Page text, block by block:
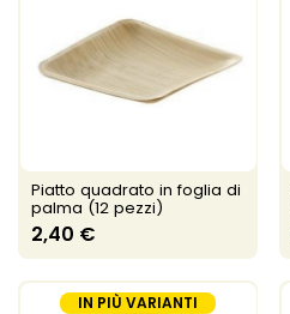
Piatto quadrato in foglia di
palma (12 pezzi)
2,40 €
IN PIÙ VARIANTI